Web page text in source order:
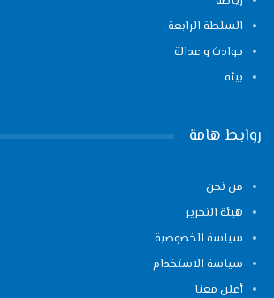
السلطة الرابعة
حوادث و عدالة
بيئة
روابط هامة
من نحن
هيئة التحرير
سياسة الخصوصية
سياسة الاستخدام
أعلن معنا